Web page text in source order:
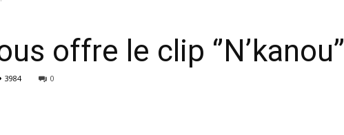
offre le clip ‘’N’kanou’’
3984 0